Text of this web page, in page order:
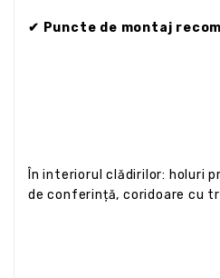
✔ Puncte de montaj
În interiorul clădirilor: holuri
de conferință, coridoare cu